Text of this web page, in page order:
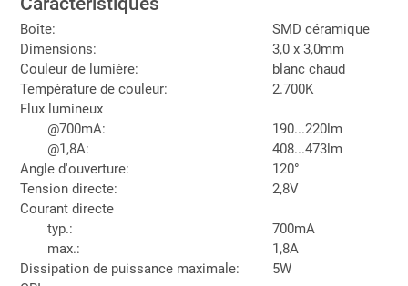
Boîte:
SMD céramique
Dimensions:
3,0 x 3,0mm
Couleur de lumière:
blanc chaud
Température de couleur:
2.700K
Flux lumineux
@700mA:
190...220lm
@1,8A:
408...473lm
Angle d'ouverture:
120°
Tension directe:
2,8V
Courant directe
typ.:
700mA
max.:
1,8A
Dissipation de puissance maximale:
5W